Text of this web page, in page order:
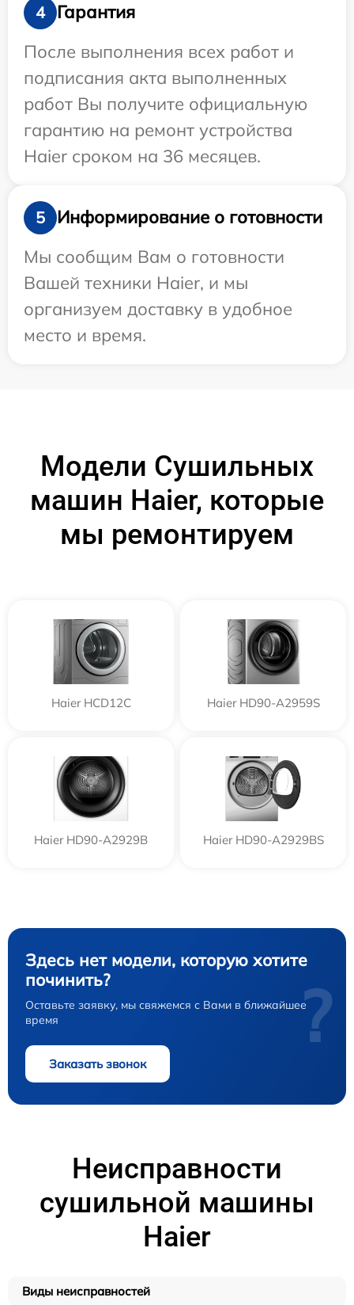
4
Гарантия
После выполнения всех работ и
подписания акта выполненных
работ Вы получите официальную
гарантию на ремонт устройства
Haier сроком на 36 месяцев.
5
Информирование о готовности
Мы сообщим Вам о готовности
Вашей техники Haier, и мы
организуем доставку в удобное
место и время.
Модели Сушильных
машин Haier, которые
мы ремонтируем
Haier HCD12C Haier HD90-A2959S
Haier HD90-A2929B Haier HD90-A2929BS
Здесь нет модели, которую хотите
починить?
Оставьте заявку, мы свяжемся с Вами в ближайшее
время
Заказать звонок
?
Неисправности
сушильной машины
Haier
Виды неисправностей